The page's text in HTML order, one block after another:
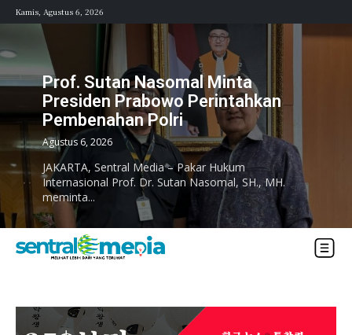
Kamis, Agustus 6, 2026
Prof. Sutan Nasomal Minta
Presiden Prabowo Perintahkan
Pembenahan Polri
Agustus 6, 2026
JAKARTA, Sentral Media – Pakar Hukum
Internasional Prof. Dr. Sutan Nasomal, SH., MH.
meminta...